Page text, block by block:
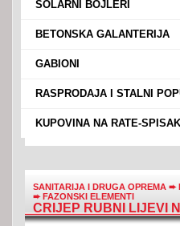
SOLARNI BOJLERI
BETONSKA GALANTERIJA
GABIONI
RASPRODAJA I STALNI
KUPOVINA NA RATE-SPISAK
SANITARIJA I DRUGA OPREMA ➨
➨FAZONSKI ELEMENTI
CRIJEP RUBNI LIJEVI